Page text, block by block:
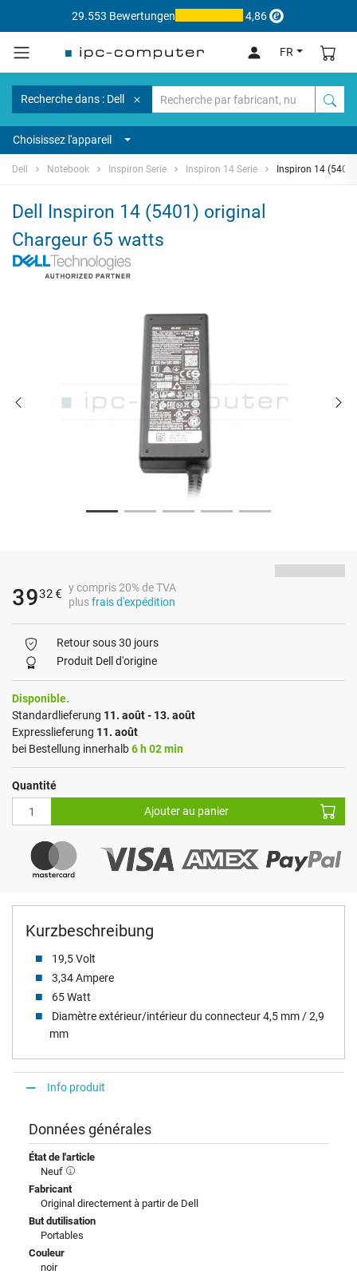
29.553 Bewertungen 4,86
FR
Recherche dans : Dell
Choisissez l'appareil
Dell Notebook Inspiron Serie Inspiron 14 Serie Inspiron 14 (5401)
Dell Inspiron 14 (5401) original
Chargeur 65 watts
Kurzbeschreibung
19,5 Volt
3,34 Ampere
65 Watt
Diamètre extérieur/intérieur du connecteur 4,5 mm / 2,9
mm
3932 € y compris 20% de TVA
plusfrais d'expédition
Retour sous 30 jours
Produit Dell d'origine
Disponible.
Standardlieferung 11. août - 13. août
Expresslieferung 11. août
bei Bestellung innerhalb6 h 02 min
Quantité
Ajouter au panier
Info produit
Données générales
État de l'article
Neuf
Fabricant
Original directement à partir de Dell
But dutilisation
Portables
Couleur
noir